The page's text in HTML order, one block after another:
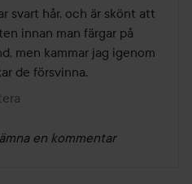
svart hår, och är skönt att
innan man färgar på
men kammar jag igenom
de försvinna.
en kommentar